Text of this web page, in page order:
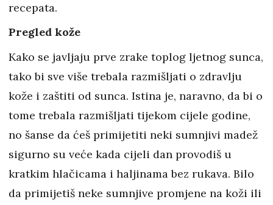
recepata.
Pregled kože
Kako se javljaju prve zrake toplog ljetnog sunca,
tako bi sve više trebala razmišljati o zdravlju
kože i zaštiti od sunca. Istina je, naravno, da bi o
tome trebala razmišljati tijekom cijele godine,
no šanse da ćeš primijetiti neki sumnjivi madež
sigurno su veće kada cijeli dan provodiš u
kratkim hlačicama i haljinama bez rukava. Bilo
da primijetiš neke sumnjive promjene na koži ili